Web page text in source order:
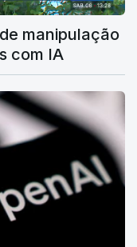
manipulação
com IA